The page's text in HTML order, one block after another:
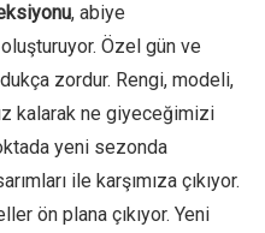
, abiye
Özel gün ve
zordur. Rengi, modeli,
kalarak ne giyeceğimizi
yeni sezonda
ile karşımıza çıkıyor.
ön plana çıkıyor. Yeni